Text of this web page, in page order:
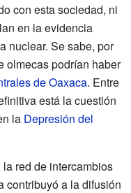
con esta sociedad, ni
en la evidencia
nuclear. Se sabe, por
olmecas podrían haber
de Oaxaca. Entre
está la cuestión
la Depresión del
red de intercambios
contribuyó a la difusión